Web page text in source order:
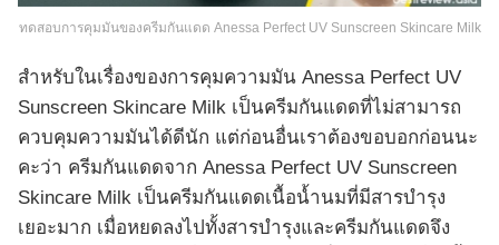
ทดสอบการคุมมันของครีมกันแดด Anessa Perfect UV Sunscreen Skincare Milk
สำหรับในเรื่องของการคุมความมัน Anessa Perfect UV
Sunscreen Skincare Milk เป็นครีมกันแดดที่ไม่สามารถ
ควบคุมความมันได้ดีนัก แต่ก่อนอื่นเราต้องขอบอกก่อนนะ
คะว่า ครีมกันแดดจาก Anessa Perfect UV Sunscreen
Skincare Milk เป็นครีมกันแดดเนื้อน้ำนมที่มีสารบำรุง
เยอะมาก เมื่อหยดลงไปทั้งสารบำรุงและครีมกันแดดจึง